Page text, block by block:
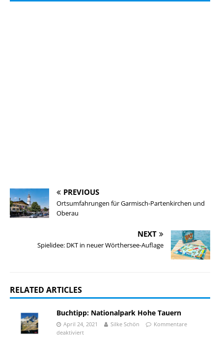
PREVIOUS
Ortsumfahrungen für Garmisch-Partenkirchen und
Oberau
NEXT
Spielidee: DKT in neuer Wörthersee-Auflage
RELATED ARTICLES
Buchtipp: Nationalpark Hohe Tauern
April 24, 2021 Silke Schön
Kommentare
deaktiviert